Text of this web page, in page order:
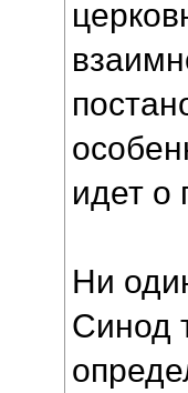
идет о
Ни
Синод